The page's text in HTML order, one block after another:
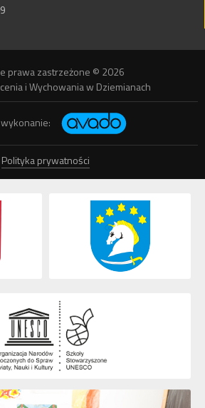
prawa zastrzeżone © 2026
i Wychowania w Dziemianach
Polityka prywatności